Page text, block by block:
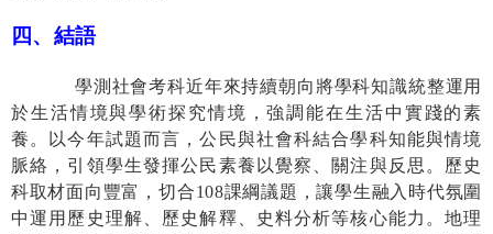
四、結語
學測社會考科近年來持續朝向將學科知識統整運用
於生活情境與學術探究情境，強調能在生活中實踐的素
養。以今年試題而言，公民與社會科結合學科知能與情境
脈絡，引領學生發揮公民素養以覺察、關注與反思。歷史
科取材面向豐富，切合108課綱議題，讓學生融入時代氛圍
中運用歷史理解、歷史解釋、史料分析等核心能力。地理